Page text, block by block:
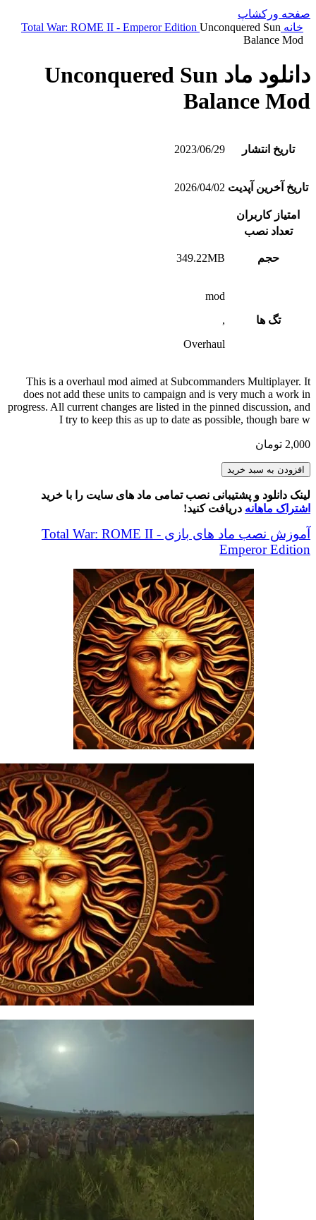
صفحه ورکشاپ
خانه
Total War: ROME II - Emperor Edition Unconquered Sun
Balance Mod
دانلود ماد Unconquered Sun
Balance Mod
تاریخ انتشار 2023/06/29
تاریخ آخرین آپدیت 2026/04/02
امتیاز کاربران
تعداد نصب
حجم 349.22MB
تگ ها
mod
,
Overhaul
This is a overhaul mod aimed at Subcommanders Multiplayer. It
does not add these units to campaign and is very much a work in
progress. All current changes are listed in the pinned discussion, and
I try to keep this as up to date as possible, though bare w
2,000 تومان
Unconquered
Sun
Balance
Mod
افزودن به سبد خرید
لینک دانلود و پشتیبانی نصب تمامی ماد های سایت را با خرید
اشتراک ماهانه دریافت کنید!
آموزش نصب ماد های بازی Total War: ROME II -
Emperor Edition